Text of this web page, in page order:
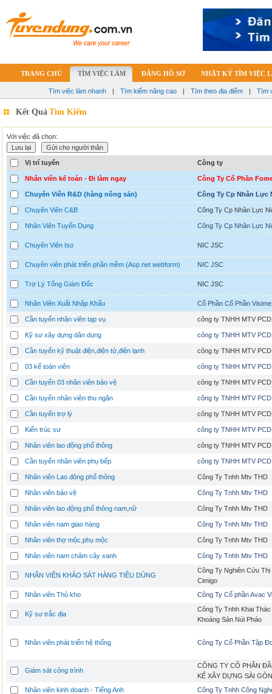
TRANG CHỦ TÌM VIỆC LÀM ĐĂNG HỒ SƠ NHẬT KÝ TÌM VIỆC
Tìm việc làm nhanh | Tìm kiếm nâng cao | Tìm theo địa điểm | Tìm
Kết Quả Tìm Kiếm
Với việc đã chọn:
Vị trí tuyển Công ty
Nhân viên kế toán - Đi làm ngay Công Ty Cổ Phần
Chuyên Viên R&D (hàng nông sản) Công Ty Cp Nhân Lực
Chuyên Viên C&B Công Ty Cp Nhân Lực
Nhân Viên Tuyển Dụng Công Ty Cp Nhân Lực
Chuyên Viên Iso NIC JSC
Chuyên viên phát triển phần mềm (Asp.net webform) NIC JSC
Trợ Lý Tổng Giám Đốc NIC JSC
Nhân Viên Xuất Nhập Khẩu Cổ Phần Cổ Phần
Cần tuyển nhân viên tạp vụ công ty TNHH MTV PCD
Kỹ sư xây dựng dân dụng công ty TNHH MTV PCD
Cần tuyển kỹ thuật điện,điện tử,điện lạnh công ty TNHH MTV PCD
03 kế toán viên công ty TNHH MTV PCD
Cần tuyển 03 nhân viên bảo vệ công ty TNHH MTV PCD
Cần tuyển nhân viên thu ngân công ty TNHH MTV PCD
Cần tuyển trợ lý công ty TNHH MTV PCD
Kiến trúc sư công ty TNHH MTV PCD
Nhân viên lao động phổ thông công ty TNHH MTV PCD
Cần tuyển nhân viên phụ bếp công ty TNHH MTV PCD
Nhân viên Lao động phổ thông Công Ty Tnhh Mtv THD
Nhân viên bảo vệ Công Ty Tnhh Mtv THD
Nhân viên lao động phổ thông nam,nữ Công Ty Tnhh Mtv THD
Nhân viên nam giao hàng Công Ty Tnhh Mtv THD
Nhân viên thợ mộc,phụ mộc Công Ty Tnhh Mtv THD
Nhân viên nam chăm cây xanh Công Ty Tnhh Mtv THD
NHÂN VIÊN KHẢO SÁT HÀNG TIÊU DÙNG
Công Ty Nghiên Cứu
Cimigo
Nhân viên Thủ kho
Công Ty Cổ phần Avac
Kỹ sư trắc địa
Công Ty Tnhh Khai
Khoáng Sản Núi Pháo
Nhân viên phát triển hệ thống Công Ty Cổ Phần Tập
Giám sát công trình
CÔNG TY CỔ PHẦN
KẾ XÂY DỰNG SÀI GÒN
Nhân viên kinh doanh - Tiếng Anh
Công Ty Tnhh Công